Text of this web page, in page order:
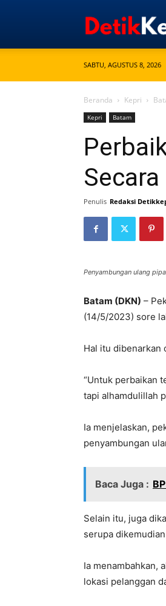
SABTU, AGUSTUS 8, 2026
Beranda Kepri
Kepri Batam
Penulis Redaksi
Penyambungan ulang
Batam (DKN) –
(14/5/2023) sore
Hal itu dibenarkan
“Untuk perbaikan
tapi alhamdulillah
Ia menjelaskan,
penyambungan
Baca Juga :
Selain itu, juga
serupa
Ia menambahkan,
lokasi pelanggan